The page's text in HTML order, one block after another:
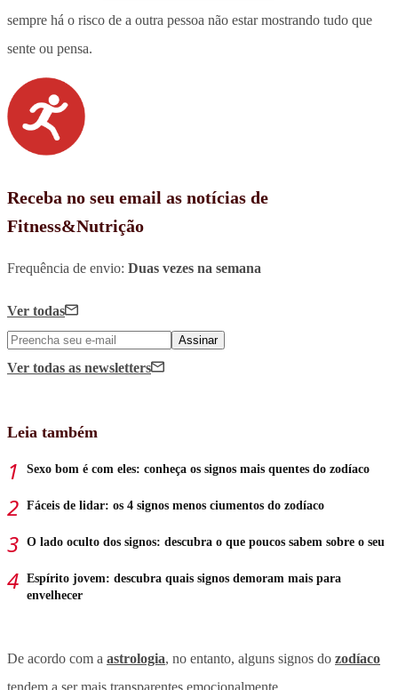
sempre há o risco de a outra pessoa não estar mostrando tudo que
sente ou pensa.
Receba no seu email as notícias de
Fitness&Nutrição
Frequência de envio: Duas vezes na semana
Ver todas
Assinar
Ver todas as newsletters
Leia também
Sexo bom é com eles: conheça os signos mais quentes do zodíaco
Fáceis de lidar: os 4 signos menos ciumentos do zodíaco
O lado oculto dos signos: descubra o que poucos sabem sobre o seu
Espírito jovem: descubra quais signos demoram mais para
envelhecer
De acordo com a astrologia, no entanto, alguns signos do zodíaco
tendem a ser mais transparentes emocionalmente.